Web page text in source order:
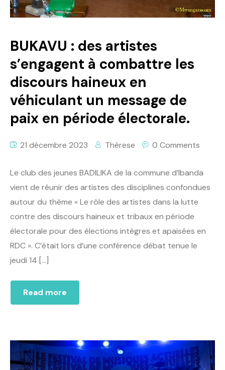
BUKAVU : des artistes
s’engagent à combattre les
discours haineux en
véhiculant un message de
paix en période électorale.
21 décembre 2023 Thèrese 0 Comments
Le club des jeunes BADILIKA de la commune d’Ibanda
vient de réunir des artistes des disciplines confondues
autour du thème « Le rôle des artistes dans la lutte
contre des discours haineux et tribaux en période
électorale pour des élections intègres et apaisées en
RDC ». C’était lors d’une conférence débat tenue le
jeudi 14 […]
Read more